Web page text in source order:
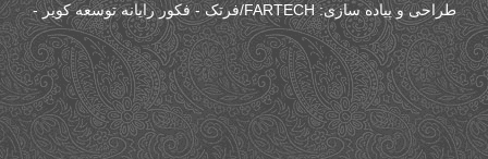
طراحی و پیاده سازی:FARTECH/فرتک - فکور رایانه توسعه کویر -